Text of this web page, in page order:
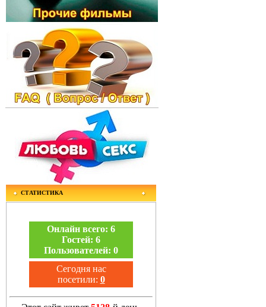
СТАТИСТИКА
Онлайн всего: 6
Гостей: 6
Пользователей: 0
Сегодня нас
посетили: 0